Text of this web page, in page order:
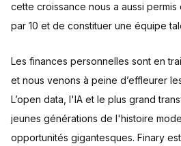
cette croissance nous a aussi
par 10 et de constituer une équipe
Les finances personnelles sont en
et nous venons à peine d’effleurer
L’open data, l'IA et le plus grand
jeunes générations de l'histoire
opportunités gigantesques. Finary